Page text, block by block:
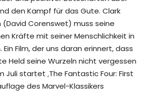
den Kampf für das Gute. Clark
Corenswet) muss seine
Kräfte mit seiner Menschlichkeit in
Ein Film, der uns daran erinnert, dass
Held seine Wurzeln nicht vergessen
Juli startet ‚The Fantastic Four: First
des Marvel-Klassikers